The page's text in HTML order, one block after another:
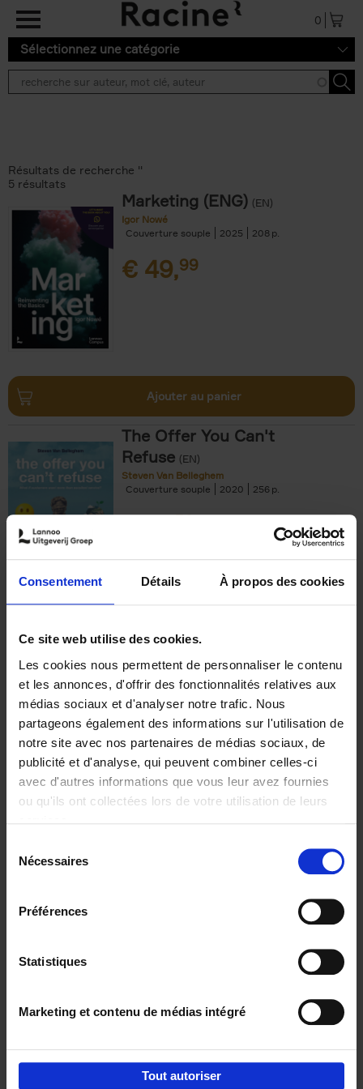
Consentement Détails À propos des cookies
Ce site web utilise des cookies.
Les cookies nous permettent de personnaliser le contenu
et les annonces, d'offrir des fonctionnalités relatives aux
médias sociaux et d'analyser notre trafic. Nous
partageons également des informations sur l'utilisation de
notre site avec nos partenaires de médias sociaux, de
publicité et d'analyse, qui peuvent combiner celles-ci
avec d'autres informations que vous leur avez fournies
ou qu'ils ont collectées lors de votre utilisation de leurs
Nécessaires
Préférences
Statistiques
Marketing et contenu de médias intégré
Tout autoriser
Aller au contenu principal
0
Sélectionnez une catégorie
Résultats de recherche ''
5 résultats
Marketing (ENG) (EN)
Igor Nowé
Couverture souple
2025 208
€ 49,99
Ajouter au panier
The Offer You Can't
Refuse (EN)
Steven Van Belleghem
Couverture souple
2020 256
€37,50
Building Bonds = Building
Business
Jochen Roef Jozefien De Feyter
Carolien Boom
Couverture souple
2025 200
€29,99
Digital marketing like a PRO -
completely revised edition (EN)